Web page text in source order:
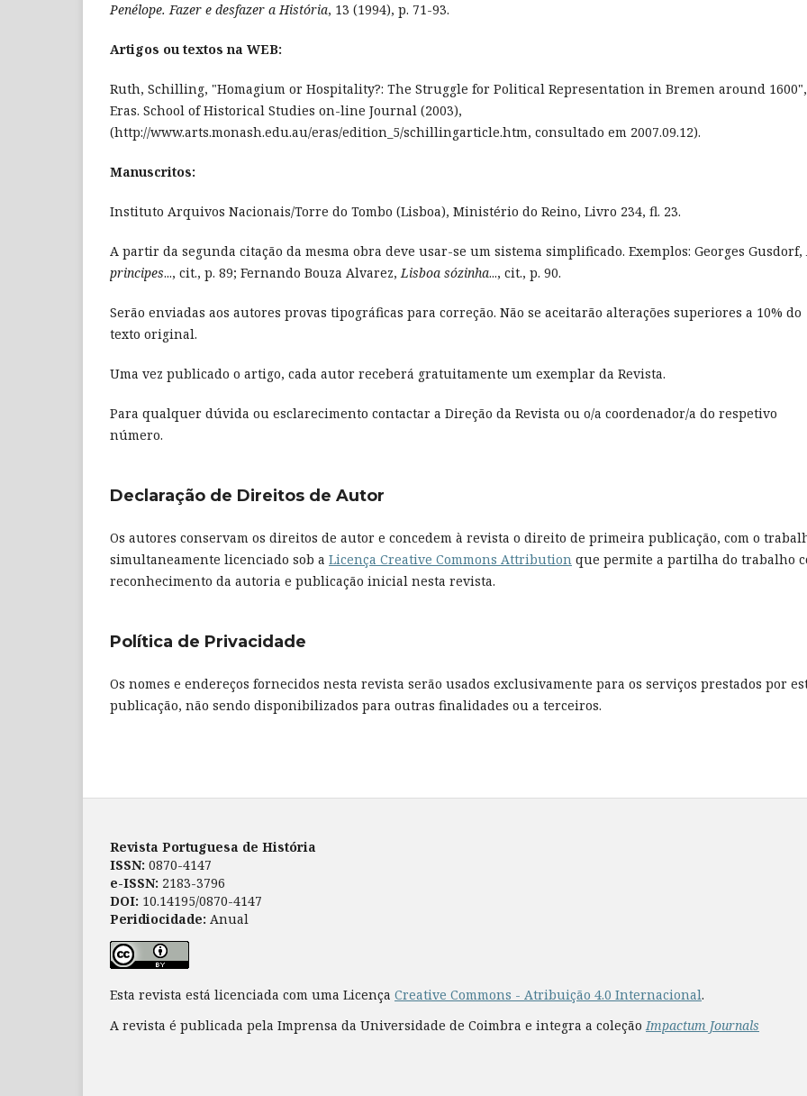
Penélope. Fazer e desfazer a História, 13 (1994), p. 71-93.
Artigos ou textos na WEB:
Ruth, Schilling, "Homagium or Hospitality?: The Struggle for Political Representation in Bremen around 1600",
Eras. School of Historical Studies on-line Journal (2003),
(http://www.arts.monash.edu.au/eras/edition_5/schillingarticle.htm, consultado em 2007.09.12).
Manuscritos:
Instituto Arquivos Nacionais/Torre do Tombo (Lisboa), Ministério do Reino, Livro 234, fl. 23.
A partir da segunda citação da mesma obra deve usar-se um sistema simplificado. Exemplos: Georges Gusdorf,
principes..., cit., p. 89; Fernando Bouza Alvarez,Lisboa sózinha..., cit., p. 90.
Serão enviadas aos autores provas tipográficas para correção. Não se aceitarão alterações superiores a 10% do
texto original.
Uma vez publicado o artigo, cada autor receberá gratuitamente um exemplar da Revista.
Para qualquer dúvida ou esclarecimento contactar a Direção da Revista ou o/a coordenador/a do respetivo
número.
Declaração de Direitos de Autor
Os autores conservam os direitos de autor e concedem à revista o direito de primeira publicação, com o
simultaneamente licenciado sob a Licença Creative Commons Attribution que permite a partilha do trabalho
reconhecimento da autoria e publicação inicial nesta revista.
Política de Privacidade
Os nomes e endereços fornecidos nesta revista serão usados exclusivamente para os serviços prestados por
publicação, não sendo disponibilizados para outras finalidades ou a terceiros.
Revista Portuguesa de História
ISSN: 0870-4147
e-ISSN: 2183-3796
DOI: 10.14195/0870-4147
Peridiocidade: Anual
Esta revista está licenciada com uma Licença Creative Commons - Atribuição 4.0 Internacional.
A revista é publicada pela Imprensa da Universidade de Coimbra e integra a coleçãoImpactum Journals